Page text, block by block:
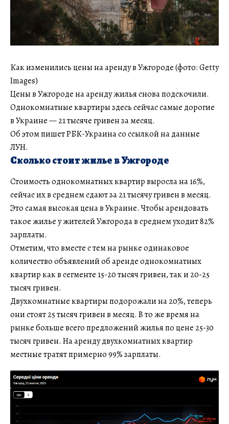
Как изменились цены на аренду в Ужгороде (фото: Getty
Images)
Цены в Ужгороде на аренду жилья снова подскочили.
Однокомнатные квартиры здесь сейчас самые дорогие
в Украине — 21 тысяче гривен за месяц.
Об этом пишет РБК-Украина со ссылкой на данные
ЛУН.
Сколько стоит жилье в Ужгороде
Стоимость однокомнатных квартир выросла на 16%,
сейчас их в среднем сдают за 21 тысячу гривен в месяц.
Это самая высокая цена в Украине. Чтобы арендовать
такое жилье у жителей Ужгорода в среднем уходит 82%
зарплаты.
Отметим, что вместе с тем на рынке одинаковое
количество объявлений об аренде однокомнатных
квартир как в сегменте 15-20 тысяч гривен, так и 20-25
тысяч гривен.
Двухкомнатные квартиры подорожали на 20%, теперь
они стоят 25 тысяч гривен в месяц. В то же время на
рынке больше всего предложений жилья по цене 25-30
тысяч гривен. На аренду двухкомнатных квартир
местные тратят примерно 99% зарплаты.